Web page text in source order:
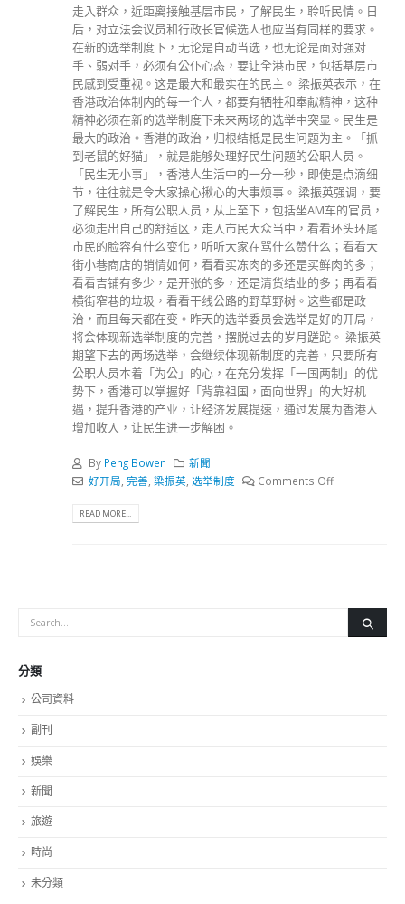
走入群众，近距离接触基层市民，了解民生，聆听民情。日
后，对立法会议员和行政长官候选人也应当有同样的要求。
在新的选举制度下，无论是自动当选，也无论是面对强对
手、弱对手，必须有公仆心态，要让全港市民，包括基层市
民感到受重视。这是最大和最实在的民主。 梁振英表示，在
香港政治体制内的每一个人，都要有牺牲和奉献精神，这种
精神必须在新的选举制度下未来两场的选举中突显。民生是
最大的政治。香港的政治，归根结柢是民生问题为主。「抓
到老鼠的好猫」，就是能够处理好民生问题的公职人员。
「民生无小事」，香港人生活中的一分一秒，即使是点滴细
节，往往就是令大家操心揪心的大事烦事。 梁振英强调，要
了解民生，所有公职人员，从上至下，包括坐AM车的官员，
必须走出自己的舒适区，走入市民大众当中，看看环头环尾
市民的脸容有什么变化，听听大家在骂什么赞什么；看看大
街小巷商店的销情如何，看看买冻肉的多还是买鲜肉的多；
看看吉铺有多少，是开张的多，还是清货结业的多；再看看
横街窄巷的垃圾，看看干线公路的野草野树。这些都是政
治，而且每天都在变。昨天的选举委员会选举是好的开局，
将会体现新选举制度的完善，摆脱过去的岁月蹉跎。 梁振英
期望下去的两场选举，会继续体现新制度的完善，只要所有
公职人员本着「为公」的心，在充分发挥「一国两制」的优
势下，香港可以掌握好「背靠祖国，面向世界」的大好机
遇，提升香港的产业，让经济发展提速，通过发展为香港人
增加收入，让民生进一步解困。
By Peng Bowen
新聞
好开局 完善 梁振英, 选举制度 Comments Off
READ MORE...
分類
公司資料
副刊
娛樂
新聞
旅遊
時尚
未分類